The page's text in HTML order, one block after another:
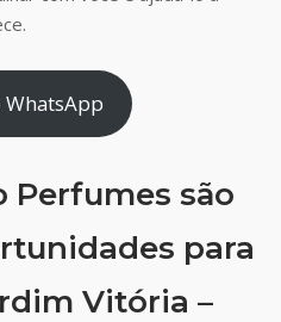
WhatsApp
Perfumes são
para
Vitória –